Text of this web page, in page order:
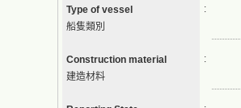
Type of vessel
船隻類別
:
Construction material
建造材料
: